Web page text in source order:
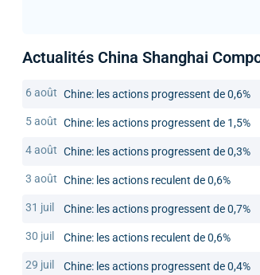
Actualités China Shanghai
6 août Chine: les actions progressent de 0,6%
5 août Chine: les actions progressent de 1,5%
4 août Chine: les actions progressent de 0,3%
3 août Chine: les actions reculent de 0,6%
31 juil Chine: les actions progressent de 0,7%
30 juil Chine: les actions reculent de 0,6%
29 juil Chine: les actions progressent de 0,4%